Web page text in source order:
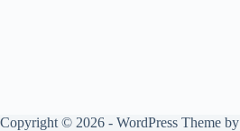
Copyright © 2026 - WordPress Theme by